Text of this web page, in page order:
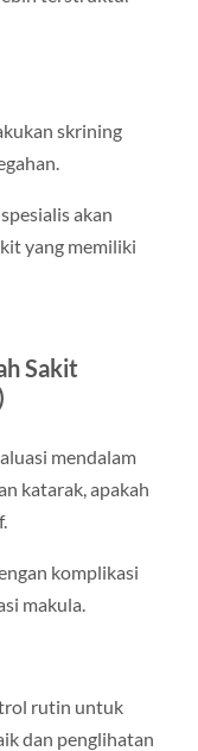
skrining
akan
yang memiliki
Sakit
mendalam
katarak, apakah
komplikasi
makula.
rutin untuk
dan penglihatan